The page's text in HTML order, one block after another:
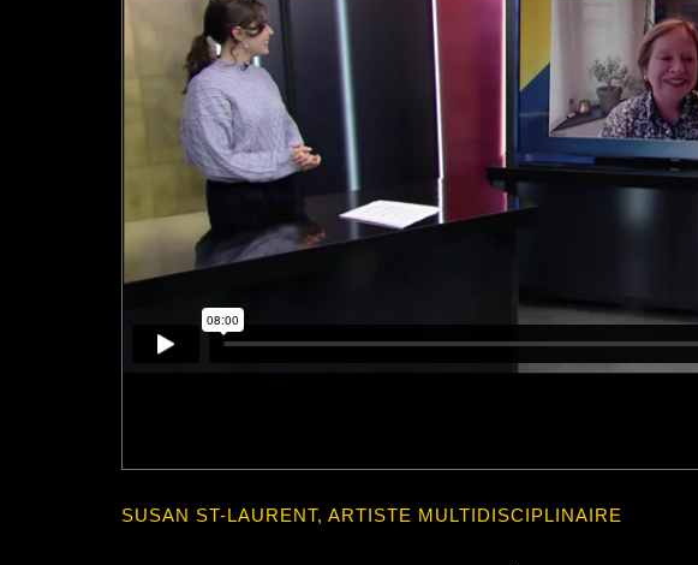
SUSAN ST-LAURENT, ARTISTE MULTIDISCIPLINAIRE